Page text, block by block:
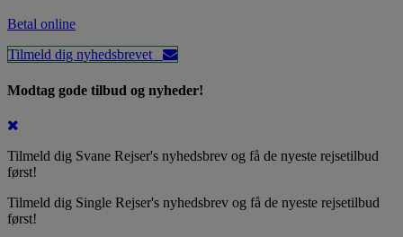
Betal online
Tilmeld dig nyhedsbrevet
Modtag gode tilbud og nyheder!
Tilmeld dig Svane Rejser's nyhedsbrev og få de nyeste rejsetilbud
først!
Tilmeld dig Single Rejser's nyhedsbrev og få de nyeste rejsetilbud
først!